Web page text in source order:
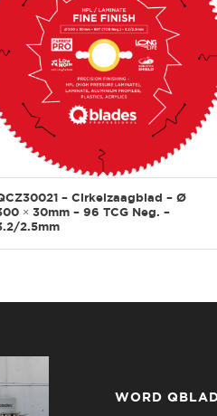
– Cirkelzaagblad – Ø
× 30mm – 96 TCG Neg. –
2.5mm
WORD